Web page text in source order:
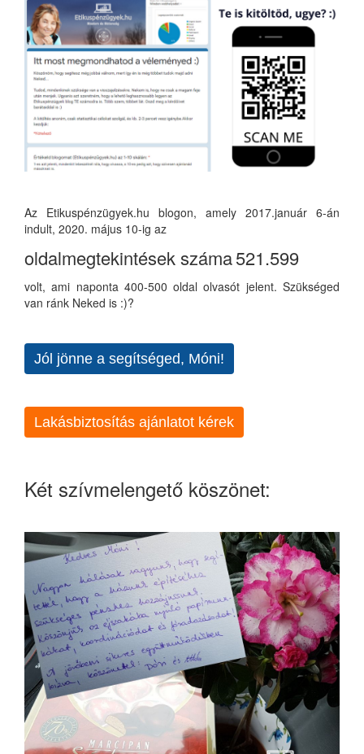
Az Etikuspénzügyek.hu blogon, amely 2017.január 6-án
indult, 2020. május 10-ig az
oldalmegtekintések száma521.599
volt, ami naponta 400-500 oldal olvasót jelent. Szükséged
van ránk Neked is :)?
Jól jönne a segítséged, Móni!
Lakásbiztosítás ajánlatot kérek
Két szívmelengető köszönet: